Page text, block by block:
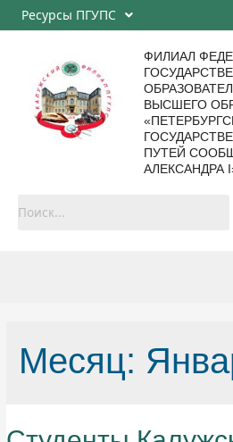
Ресурсы ПГУПС
ФИЛИАЛ
ВЫСШЕГО
ПУТЕЙ
АЛЕКСАНДРА
Месяц: